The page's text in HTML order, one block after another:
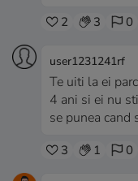
2 3 0
user1231241rf
Te uiti la ei
4 ani si ei nu
se punea cand
3 1 0